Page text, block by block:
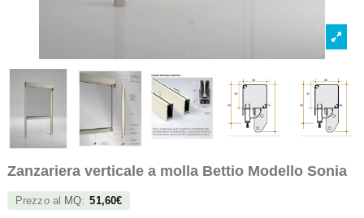
Zanzariera verticale a molla Bettio Modello Sonia
Prezzo al MQ: 51,60€